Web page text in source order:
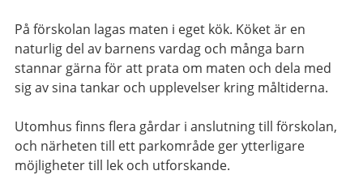
På förskolan lagas maten i eget kök. Köket är en
naturlig del av barnens vardag och många barn
stannar gärna för att prata om maten och dela med
sig av sina tankar och upplevelser kring måltiderna.
Utomhus finns flera gårdar i anslutning till förskolan,
och närheten till ett parkområde ger ytterligare
möjligheter till lek och utforskande.